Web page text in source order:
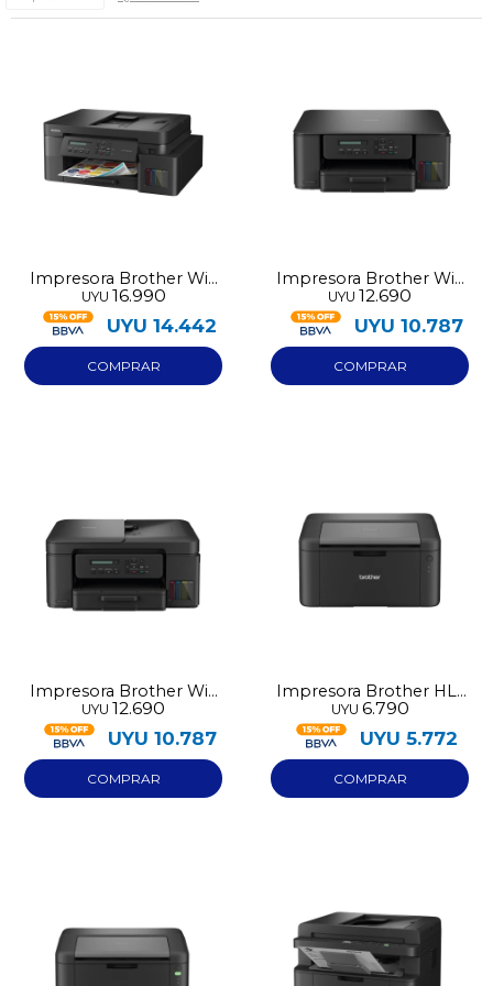
Impresora Brother Wifi
multifuncion DCP-
T830DW
UYU 16.990
UYU 14.442
Impresora Brother Wifi
multifuncion DCP-
T530DW
UYU 12.690
UYU 10.787
Impresora Brother Wifi
multifuncion DCP-
T730DW
UYU 12.690
UYU 10.787
Impresora Brother HL-
1222
UYU 6.790
UYU 5.772
Comprá en 3 cuotas sin recargo o hasta en
12 cuotas * ¡Solo con tu cédula!
* sujeto aprobación crediticia.